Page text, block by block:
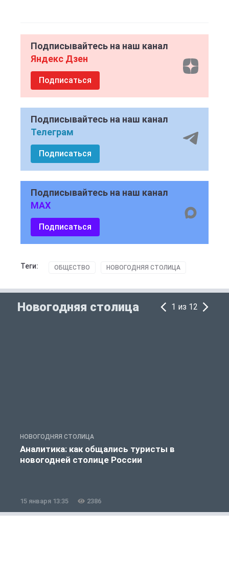
Подписывайтесь на наш канал
Яндекс Дзен
Подписаться
Подписывайтесь на наш канал
Телеграм
Подписаться
Подписывайтесь на наш канал
MAX
Подписаться
Теги: ОБЩЕСТВО НОВОГОДНЯЯ СТОЛИЦА
Новогодняя столица 1 из 12
НОВОГОДНЯЯ СТОЛИЦА
Аналитика: как общались туристы в
новогодней столице России
15 января 13:35 2386